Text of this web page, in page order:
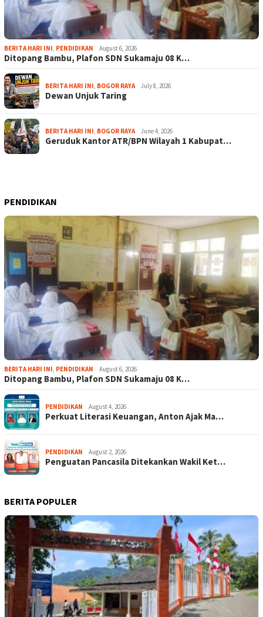
BERITA HARI INI, PENDIDIKAN August 6, 2026
Ditopang Bambu, Plafon SDN Sukamaju 08 K…
BERITA HARI INI, BOGOR RAYA July 8, 2026
Dewan Unjuk Taring
BERITA HARI INI, BOGOR RAYA June 4, 2026
Geruduk Kantor ATR/BPN Wilayah 1 Kabupat…
PENDIDIKAN
BERITA HARI INI PENDIDIKAN August 6, 2026
Ditopang Bambu, Plafon SDN Sukamaju 08 K…
PENDIDIKAN August 4, 2026
Perkuat Literasi Keuangan, Anton Ajak Ma…
PENDIDIKAN August 2, 2026
Penguatan Pancasila Ditekankan Wakil Ket…
BERITA POPULER